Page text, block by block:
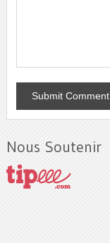
Nous Soutenir